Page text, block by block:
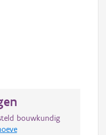
bouwkundig